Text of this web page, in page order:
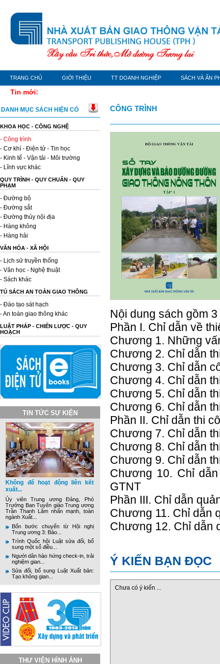
TRANG CHỦ GIỚI THIỆU TT DOANH NGHIỆP SÁCH VÀ ẤN
Tin mới:
DANH MỤC SÁCH HIỆN CÓ
KHOA HỌC - CÔNG NGHỆ
- Công trình
- Cơ khí - Điện tử - Tin học
- Kinh tế - Vận tải - Môi trường
- Lĩnh vực khác
QUY TRÌNH - QUY CHUẨN - QUY
PHẠM
- Đường bộ
- Đường sắt
- Đường thủy nội địa
- Hàng không
- Hàng hải
VĂN HÓA - XÃ HỘI
- Lịch sử truyền thống
- Văn học - Nghệ thuật
- Sách khác
TỦ SÁCH AN TOÀN GIAO THÔNG
- Đào tạo sát hạch
- An toàn giao thông khác
LUẬT PHÁP - CHIẾN LƯỢC - QUY
HOẠCH
TIN TỨC SỰ KIỆN
Không để hoạt động liên kết
xuất...
Ủy viên Trung ương Đảng, Phó
Trưởng Ban Tuyên giáo Trung ương
Trần Thanh Lâm nhấn mạnh, toàn
ngành Xuất...
Bốn bước chuyển từ Hội nghị
Trung ương 3: Bảo...
Trình Quốc hội Luật sửa đổi, bổ
sung một số điều...
Người dân hào hứng check-in, trải
nghiệm gian...
Sửa đổi, bổ sung Luật Xuất bản:
Tạo không gian...
THƯ VIỆN HÌNH ẢNH
CÔNG TRÌNH
Nội dung sách gồm
Phần I. Chỉ dẫn về
Chương 1. Những
Chương 2. Chỉ dẫn
Chương 3. Chỉ dẫn
Chương 4. Chỉ dẫn
Chương 5. Chỉ dẫn
Chương 6. Chỉ dẫn
Phần II. Chỉ dẫn thi
Chương 7. Chỉ dẫn
Chương 8. Chỉ dẫn
Chương 9. Chỉ dẫn
Chương 10. Chỉ
GTNT
Phần III. Chỉ dẫn
Chương 11. Chỉ dẫn
Chương 12. Chỉ dẫn
Ý KIẾN BẠN ĐỌC
Chưa có ý kiến ...